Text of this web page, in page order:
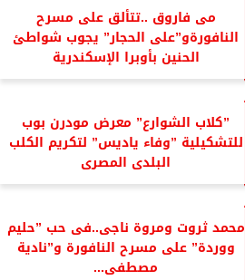
مى فاروق ..تتألق على مسرح
النافورةو”على الحجار” يجوب شواطئ
الحنين بأوبرا الإسكندرية
”كلاب الشوارع” معرض مودرن بوب
للتشكيلية ”وفاء ياديس” لتكريم الكلب
البلدى المصرى
محمد ثروت ومروة ناجى..فى حب ”حليم
ووردة” على مسرح النافورة و”نادية
مصطفى...